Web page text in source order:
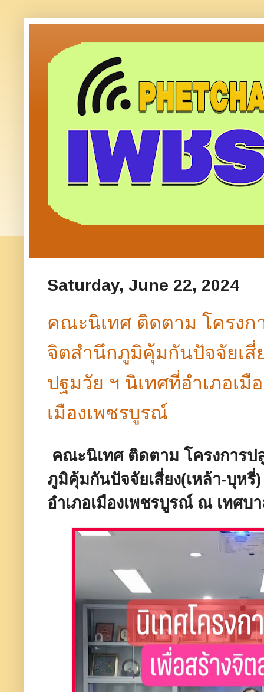
Saturday, June 22, 2024
คณะนิเทศ ติดตาม โครงก
จิตสำนึกภูมิคุ้มกันปัจจัยเสี่
ปฐมวัย ฯ นิเทศที่อำเภอเ
เมืองเพชรบูรณ์
คณะนิเทศ ติดตาม โครงการป
ภูมิคุ้มกันปัจจัยเสี่ยง(เหล้า-บุหรี่
อำเภอเมืองเพชรบูรณ์ ณ เทศบ